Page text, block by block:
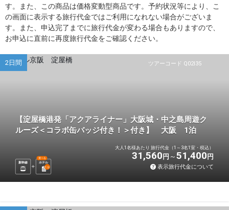
す。また、この商品は価格変動型商品です。予約状況等により、こ
の画面に表示する旅行代金ではご利用になれない場合がございま
す。また、申込完了までに旅行代金が変わる場合もありますので、
お申込に直前に再度旅行代金をご確認ください。
ツアーコード Q02I35
2日間
【淀屋橋港発「アクアライナー」大阪城・中之島周遊ク
ルーズ＜コラボ缶バッジ付き！＞付き】 大阪 1泊
新幹線 ホテル
選べる
1 泊
大人1名様あたり 旅行代金（1～3名1室・税込）
31,560 円 51,400 円
表示旅行代金について